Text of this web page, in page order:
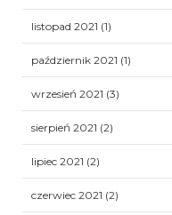
listopad 2021 (1)
październik 2021 (1)
wrzesień 2021 (3)
sierpień 2021 (2)
lipiec 2021 (2)
czerwiec 2021 (2)